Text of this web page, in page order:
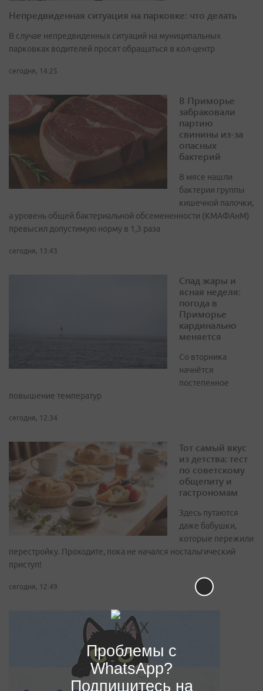
Непредвиденная ситуация на парковке: что делать
В случае непредвиденных ситуаций на муниципальных
парковках водителей просят обращаться в кол-центр
сегодня, 14:25
В Приморье
забраковали
партию
свинины из-за
опасных
бактерий
В мясе нашли
бактерии группы
кишечной палочки,
а уровень общей бактериальной обсемененности (КМАФАнМ)
превысил допустимую норму в 1,3 раза
сегодня, 13:43
Спад жары и
ясная неделя:
погода в
Приморье
кардинально
меняется
Со вторника
начнётся
постепенное
повышение температур
сегодня, 12:34
Тот самый вкус
из детства: тест
по советскому
общепиту и
гастрономам
Здесь путаются
даже бабушки,
которые пережили
перестройку. Проходите, пока не начался ностальгический
приступ!
сегодня, 12:49
Проблемы с
WhatsApp?
Подпишитесь на